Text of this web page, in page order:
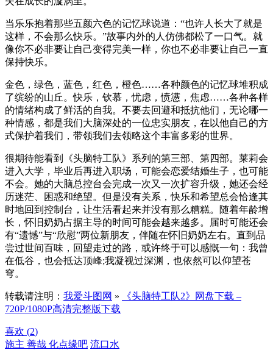
当乐乐抱着那些五颜六色的记忆球说道：“也许人长大了就是
这样，不会那么快乐。”故事内外的人仿佛都松了一口气。就
像你不必非要让自己变得完美一样，你也不必非要让自己一直
保持快乐。
金色，绿色，蓝色，红色，橙色……各种颜色的记忆球堆积成
了缤纷的山丘。快乐，钦慕，忧虑，愤懑，焦虑……各种各样
的情绪构成了鲜活的自我。不要去回避和抵抗他们，无论哪一
种情感，都是我们大脑深处的一位忠实朋友，在以他自己的方
式保护着我们，带领我们去领略这个丰富多彩的世界。
很期待能看到《头脑特工队》系列的第三部、第四部。莱莉会
进入大学，毕业后再进入职场，可能会恋爱结婚生子，也可能
不会。她的大脑总控台会完成一次又一次扩容升级，她还会经
历迷茫、困惑和绝望。但是没有关系，快乐和希望总会恰逢其
时地回到控制台，让生活看起来并没有那么糟糕。随着年龄增
长，怀旧奶奶占据主导的时间可能会越来越多。届时可能还会
有“遗憾”与“欣慰”两位新朋友，伴随在怀旧奶奶左右。直到品
尝过世间百味，回望走过的路，或许终于可以感慨一句：我曾
在低谷，也会抵达顶峰;我凝视过深渊，也依然可以仰望苍
穹。
转载请注明： 我爱斗图网 »
《头脑特工队2》网盘下载 –
720P/1080P高清完整版下载
喜欢 (2)
施主 善哉 化点缘吧 流口水